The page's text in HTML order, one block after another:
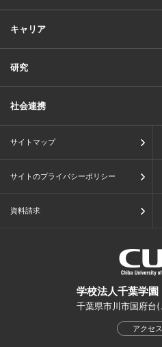
キャリア
研究
社会連携
サイトマップ
サイトのプライバシーポリシー
資料請求
学校法人千葉学
千葉県市川市国府台
アクセス